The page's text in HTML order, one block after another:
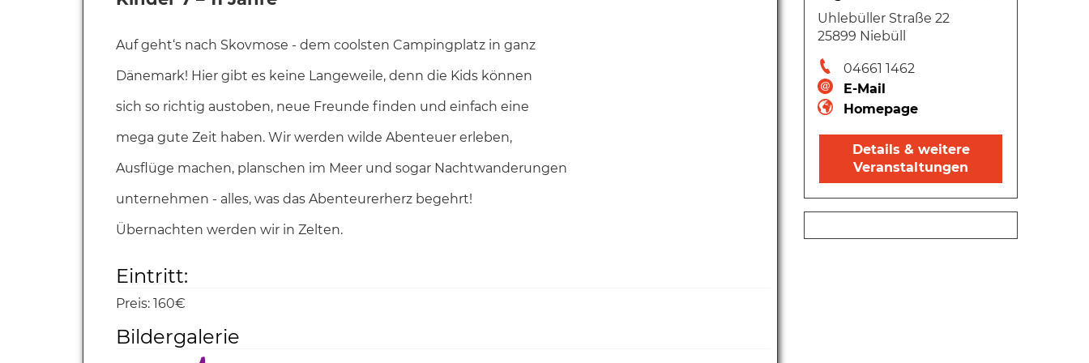
Auf geht‘s nach Skovmose - dem coolsten Campingplatz in ganz
Dänemark! Hier gibt es keine Langeweile, denn die Kids können
sich so richtig austoben, neue Freunde finden und einfach eine
mega gute Zeit haben. Wir werden wilde Abenteuer erleben,
Ausflüge machen, planschen im Meer und sogar Nachtwanderungen
unternehmen - alles, was das Abenteurerherz begehrt!
Übernachten werden wir in Zelten.
Eintritt:
Preis: 160€
Bildergalerie
Uhlebüller Straße 22
25899 Niebüll
04661 1462
E-Mail
Homepage
Details & weitere
Veranstaltungen